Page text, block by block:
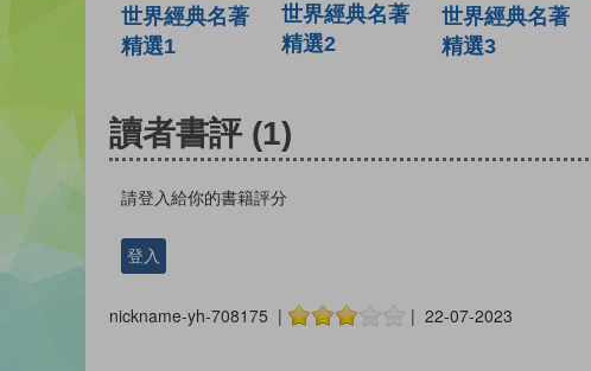
世界經典名著
精選1
世界經典名著
精選2
世界經典名著
精選3
讀者書評 (1)
請登入給你的書籍評分
登入
nickname-yh-708175 | | 22-07-2023